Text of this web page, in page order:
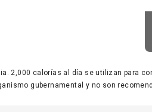
2,000 calorías al día se utilizan para
gubernamental y no son